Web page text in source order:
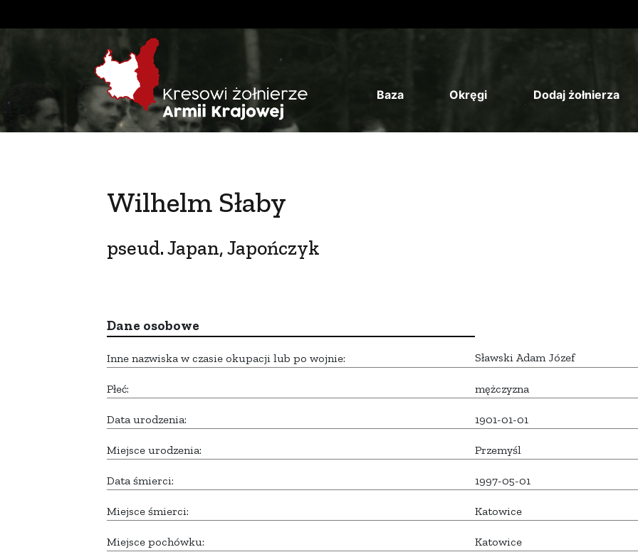
Baza Okręgi Dodaj żołnierza
Wilhelm Słaby
pseud. Japan, Japończyk
Dane osobowe
Inne nazwiska w czasie okupacji lub po wojnie: Sławski Adam Józef
Płeć: mężczyzna
Data urodzenia: 1901-01-01
Miejsce urodzenia: Przemyśl
Data śmierci: 1997-05-01
Miejsce śmierci: Katowice
Miejsce pochówku: Katowice